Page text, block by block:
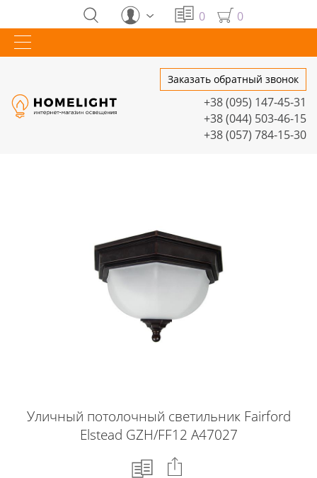
0 0
Заказать обратный звонок
+38 (095) 147-45-31
+38 (044) 503-46-15
+38 (057) 784-15-30
Уличный потолочный светильник Fairford
Elstead GZH/FF12 A47027